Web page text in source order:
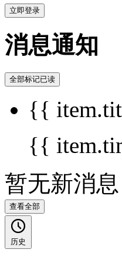
立即登录
消息通知
全部标记已读
{{
{{
暂无新消息
查看全部
历史